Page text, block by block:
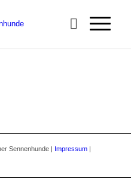
Sennenhunde | Impressum|